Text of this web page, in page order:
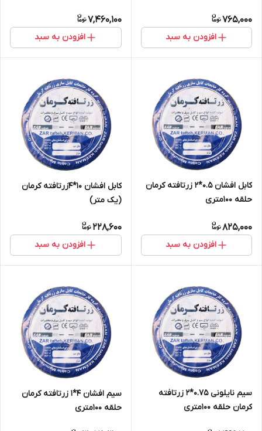
765,000
افزودن به سبد
7,460,100
افزودن به سبد
کابل افشان 0.5*2 زرتافته کرمان
حلقه 100متری
825,000
افزودن به سبد
کابل افشان 10*4زرتافته کرمان
(یک متر)
228,600
افزودن به سبد
سیم نایلونی 0.75*2 زرتافته
کرمان حلقه 100متری
سیم افشان 4*1 زرتافته کرمان
حلقه 100متری